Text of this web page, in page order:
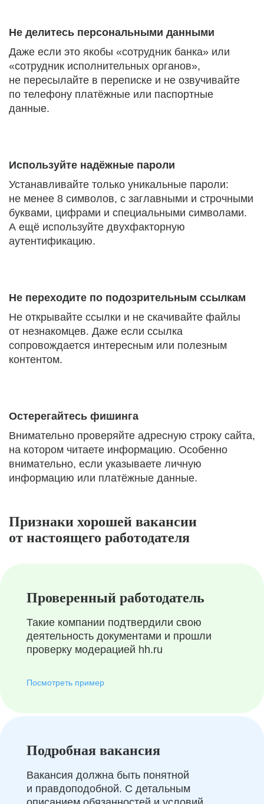
Не делитесь персональными данными
Даже если это якобы «сотрудник банка» или
«сотрудник исполнительных органов»,
не пересылайте в переписке и не озвучивайте
по телефону платёжные или паспортные
данные.
Используйте надёжные пароли
Устанавливайте только уникальные пароли:
не менее 8 символов, с заглавными и строчными
буквами, цифрами и специальными символами.
А ещё используйте двухфакторную
аутентификацию.
Не переходите по подозрительным ссылкам
Не открывайте ссылки и не скачивайте файлы
от незнакомцев. Даже если ссылка
сопровождается интересным или полезным
контентом.
Остерегайтесь фишинга
Внимательно проверяйте адресную строку сайта,
на котором читаете информацию. Особенно
внимательно, если указываете личную
информацию или платёжные данные.
Признаки хорошей вакансии
от настоящего работодателя
Проверенный работодатель
Такие компании подтвердили свою
деятельность документами и прошли
проверку модерацией hh.ru
Посмотреть пример
Подробная вакансия
Вакансия должна быть понятной
и правдоподобной. С детальным